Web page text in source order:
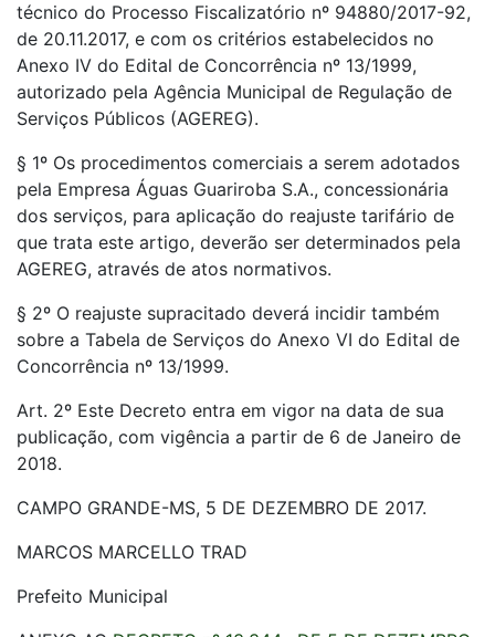
técnico do Processo Fiscalizatório nº 94880/2017-92,
de 20.11.2017, e com os critérios estabelecidos no
Anexo IV do Edital de Concorrência nº 13/1999,
autorizado pela Agência Municipal de Regulação de
Serviços Públicos (AGEREG).
§ 1º Os procedimentos comerciais a serem adotados
pela Empresa Águas Guariroba S.A., concessionária
dos serviços, para aplicação do reajuste tarifário de
que trata este artigo, deverão ser determinados pela
AGEREG, através de atos normativos.
§ 2º O reajuste supracitado deverá incidir também
sobre a Tabela de Serviços do Anexo VI do Edital de
Concorrência nº 13/1999.
Art. 2º Este Decreto entra em vigor na data de sua
publicação, com vigência a partir de 6 de Janeiro de
2018.
CAMPO GRANDE-MS, 5 DE DEZEMBRO DE 2017.
MARCOS MARCELLO TRAD
Prefeito Municipal